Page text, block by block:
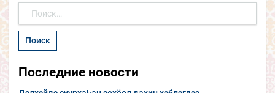
Последние новости